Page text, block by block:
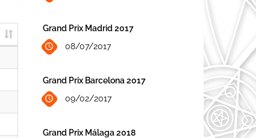
Grand Prix Madrid 2017
08/07/2017
Grand Prix Barcelona 2017
09/02/2017
Grand Prix Málaga 2018